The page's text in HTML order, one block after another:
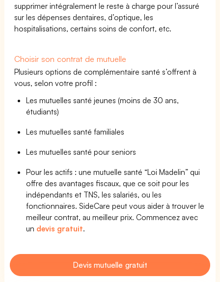
supprimer intégralement le reste à charge pour l’assuré
sur les dépenses dentaires, d’optique, les
hospitalisations, certains soins de confort, etc.
Choisir son contrat de mutuelle
Plusieurs options de complémentaire santé s’offrent à
vous, selon votre profil :
Les mutuelles santé jeunes (moins de 30 ans,
étudiants)
Les mutuelles santé familiales
Les mutuelles santé pour seniors
Pour les actifs : une mutuelle santé “Loi Madelin” qui
offre des avantages fiscaux, que ce soit pour les
indépendants et TNS, les salariés, ou les
fonctionnaires. SideCare peut vous aider à trouver le
meilleur contrat, au meilleur prix. Commencez avec
un devis gratuit.
Devis mutuelle gratuit